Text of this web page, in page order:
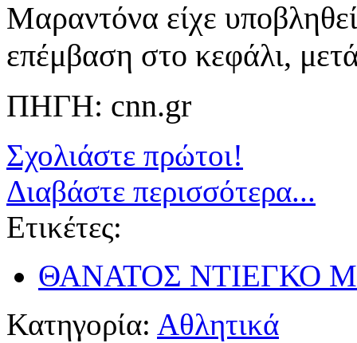
Μαραντόνα είχε
επέμβαση στο κεφάλι,
ΠΗΓΗ: cnn.gr
Σχολιάστε πρώτοι!
Διαβάστε περισσότερα...
Ετικέτες:
ΘΑΝΑΤΟΣ ΝΤΙΕΓΚΟ
Κατηγορία: Αθλητικά